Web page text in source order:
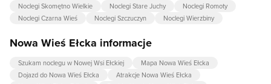
Noclegi Skomętno Wielkie
Noclegi Stare Juchy
Noclegi Romoty
Noclegi Czarna Wieś
Noclegi Szczuczyn Noclegi Wierzbiny
Nowa Wieś Ełcka informacje
Szukam noclegu w Nowej Wsi Ełckiej
Mapa Nowa Wieś Ełcka
Dojazd do Nowa Wieś Ełcka
Atrakcje Nowa Wieś Ełcka